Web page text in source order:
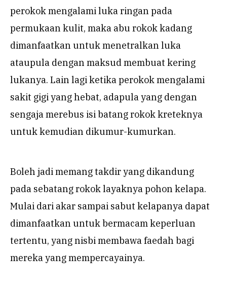
perokok mengalami luka ringan pada
permukaan kulit, maka abu rokok kadang
dimanfaatkan untuk menetralkan luka
ataupula dengan maksud membuat kering
lukanya. Lain lagi ketika perokok mengalami
sakit gigi yang hebat, adapula yang dengan
sengaja merebus isi batang rokok kreteknya
untuk kemudian dikumur-kumurkan.
Boleh jadi memang takdir yang dikandung
pada sebatang rokok layaknya pohon kelapa.
Mulai dari akar sampai sabut kelapanya dapat
dimanfaatkan untuk bermacam keperluan
tertentu, yang nisbi membawa faedah bagi
mereka yang mempercayainya.